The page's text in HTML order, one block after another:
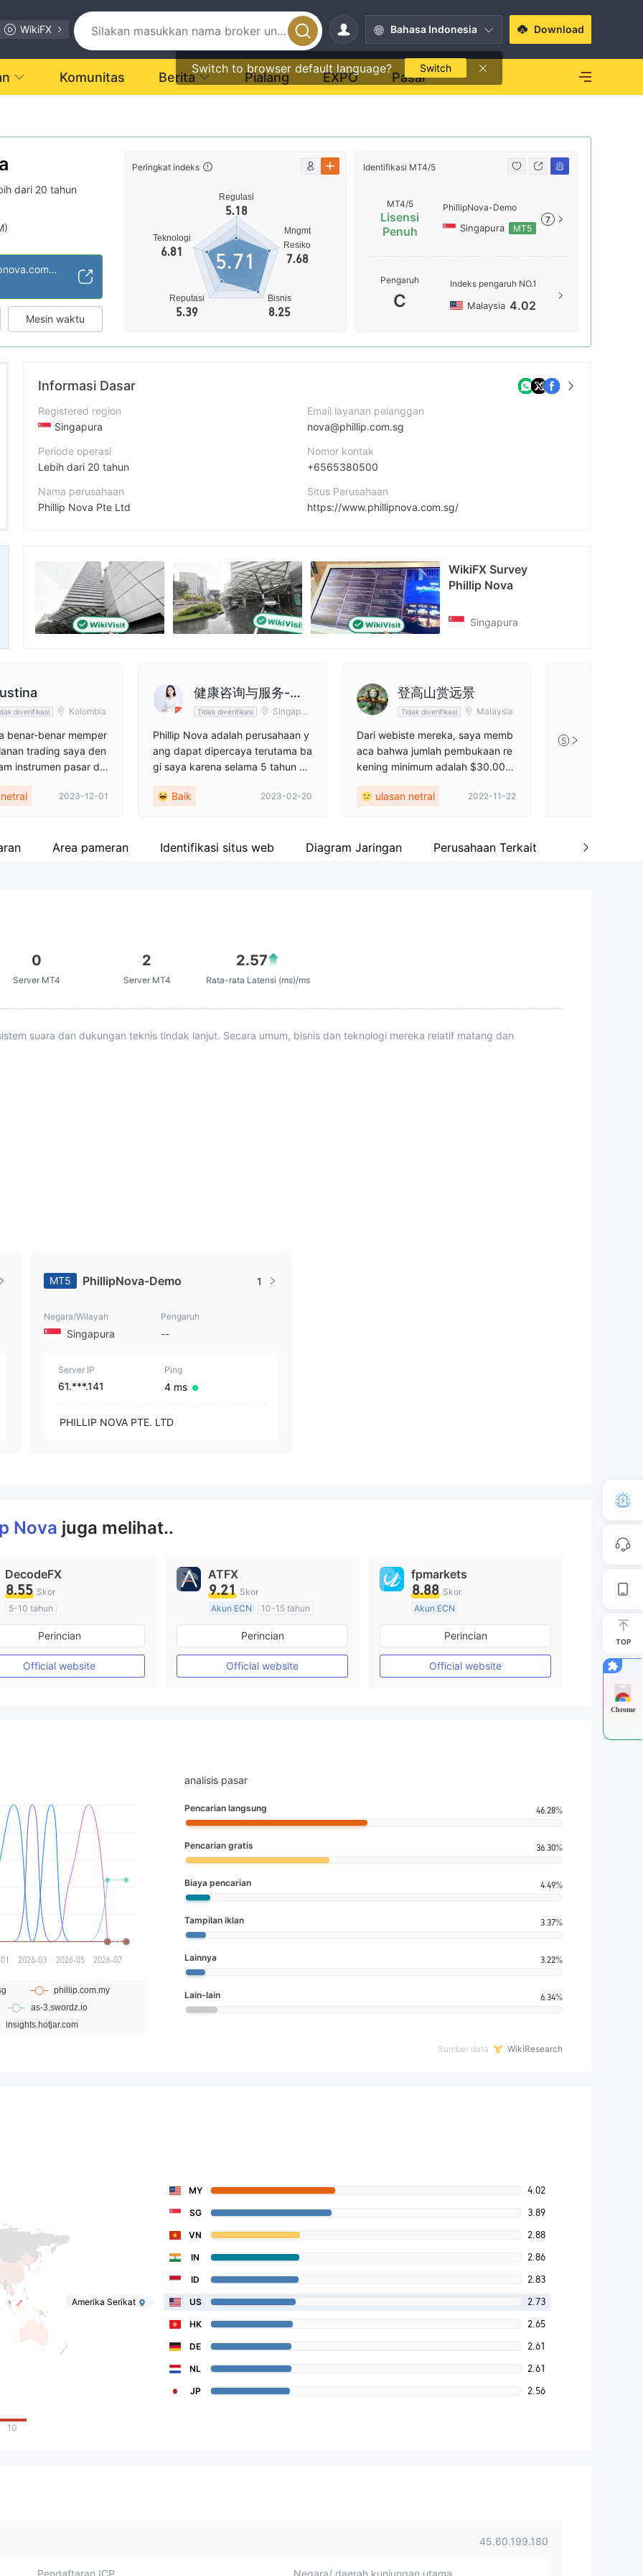
WikiFX Bahasa Indonesia
Switch to browser default language? Switch
Download
Komunitas Berita Pialang EXPO Pasar
dari 20 tahun
https://www.phillipnova.com.sg/
Mesin waktu
Peringkat indeks
Regulasi
5.18
Teknologi
6.81
Reputasi
5.39
Bisnis
8.25
Mngmt
Resiko
7.68
5.71
Identifikasi MT4/5
MT4/5
Lisensi
Penuh
PhillipNova-Demo
Singapura MT5
7
Pengaruh
C
Indeks pengaruh NO.1
Malaysia 4.02
Informasi Dasar
Registered region
Singapura
Periode operasi
Lebih dari 20 tahun
Nama perusahaan
Phillip Nova Pte Ltd
Karyawan perusahaan
Email layanan pelanggan
nova@phillip.com.sg
Nomor kontak
+6565380500
Situs Perusahaan
https://www.phillipnova.com.sg/
Facebook
https://www.facebook.com/phillipnovasg
WikiFX Survey
Phillip Nova
Singapura
diverifikasi Kolombia
benar-benar memper
trading saya den
instrumen pasar da
berbagai platfor
milik mereka sen
yang mencari pe
2023-12-01
健康咨询与服务-格
格
Tidak diverifikasi
Singapur
Phillip Nova adalah perusahaan y
ang dapat dipercaya terutama ba
gi saya karena selama 5 tahun sa
an broker ini dan mereka menduk
Baik 2023-02-20
登高山赏远景
Tidak diverifikasi Malaysia
Dari webiste mereka, saya memb
aca bahwa jumlah pembukaan re
kening minimum adalah $30.000
ysia, sedangkan $50.000 untuk i
ulasan netral 2022-11-22
5
Area pameran Identifikasi situs web Diagram Jaringan Perusahaan Terkait Profil
0
Server MT4
2
Server MT4
2.57
Rata-rata Latensi (ms)/ms
suara dan dukungan teknis tindak lanjut. Secara umum, bisnis dan teknologi mereka relatif matang dan
MT5 PhillipNova-Demo 1
Negara/Wilayah
Singapura
Pengaruh
--
Server IP
61.***.141
Ping
4 ms
PHILLIP NOVA PTE. LTD
Nova juga melihat..
DecodeFX
8.55 Skor
5-10 tahun
Diatur di Australia
Market Maker (MM)
Lisensi Penuh MT4
Perincian
Official website
ATFX
9.21 Skor
Akun ECN
10-15 tahun
Diatur di Australia
Market Maker (MM)
Lisensi Penuh MT4
Perincian
Official website
fpmarkets
8.88 Skor
Akun ECN
Lebih dari 20 tahun
Diatur di Australia
Market Maker (MM)
Lisensi Penuh MT4
Perincian
Official website
analisis pasar
Pencarian langsung 46.28%
Pencarian gratis 36.30%
Biaya pencarian 4.49%
Tampilan iklan 3.37%
Lainnya 3.22%
Lain-lain 6.34%
Sumber data WikiResearch
10
MY 4.02
SG 3.89
VN 2.88
IN 2.86
ID 2.83
Amerika Serikat US 2.73
HK 2.65
DE 2.61
NL 2.61
JP 2.56
45.60.199.180
Pendaftaran ICP Negara/ daerah kunjungan utama
TOP
Chrome